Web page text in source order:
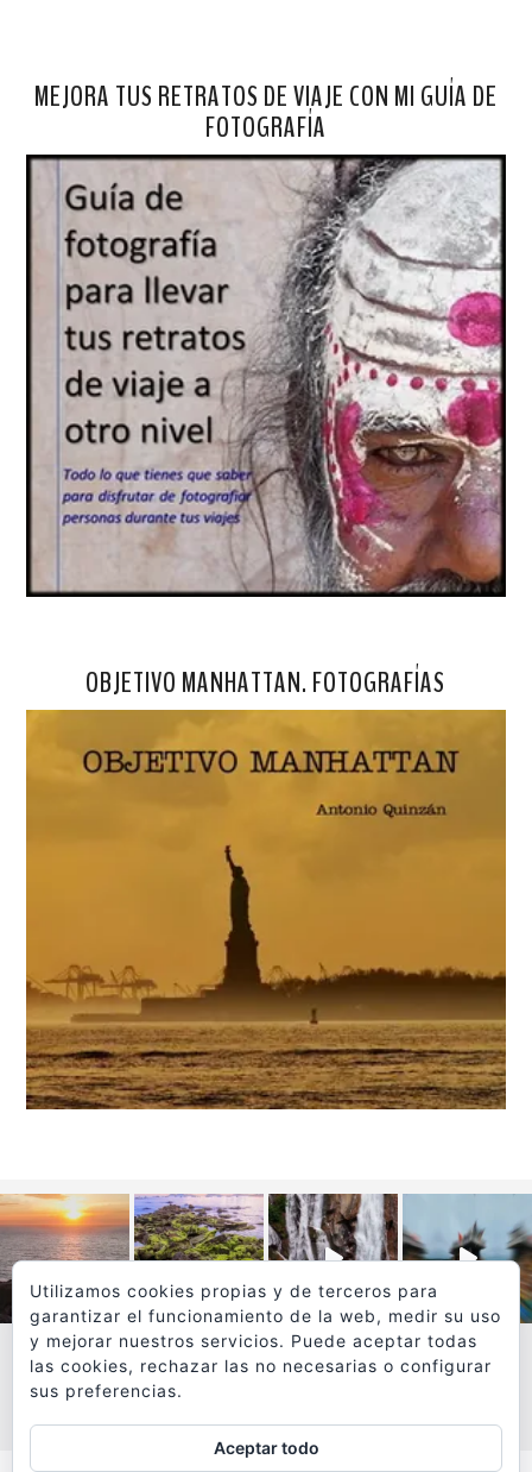
MEJORA TUS RETRATOS DE VIAJE CON MI GUÍA DE
FOTOGRAFÍA
OBJETIVO MANHATTAN. FOTOGRAFÍAS
VER MÁS
Utilizamos cookies propias y de terceros para
garantizar el funcionamiento de la web, medir su uso
y mejorar nuestros servicios. Puede aceptar todas
las cookies, rechazar las no necesarias o configurar
sus preferencias.
Aceptar todo